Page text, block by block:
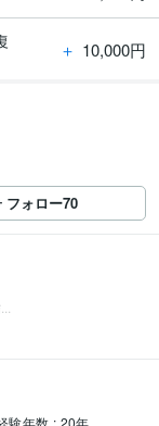
＋ 10,000円
フォロー70
験年数 : 20年